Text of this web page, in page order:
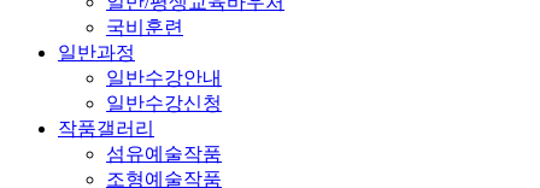
국비훈련
일반과정
일반수강안내
일반수강신청
작품갤러리
섬유예술작품
조형예술작품